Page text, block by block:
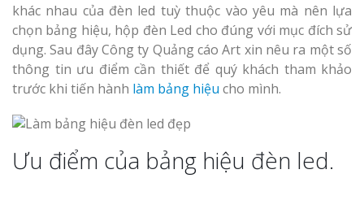
khác nhau của đèn led tuỳ thuộc vào yêu mà nên lựa
chọn bảng hiệu, hộp đèn Led cho đúng với mục đích sử
dụng. Sau đây Công ty Quảng cáo Art xin nêu ra một số
thông tin ưu điểm cần thiết để quý khách tham khảo
trước khi tiến hành làm bảng hiệu cho mình.
Ưu điểm của bảng hiệu đèn led.